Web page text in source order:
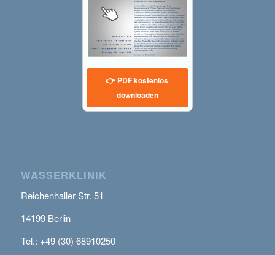
👉 PDF kostenlos
downloaden
WASSERKLINIK
Reichenhaller Str. 51
14199 Berlin
Tel.: +49 (30) 68910250